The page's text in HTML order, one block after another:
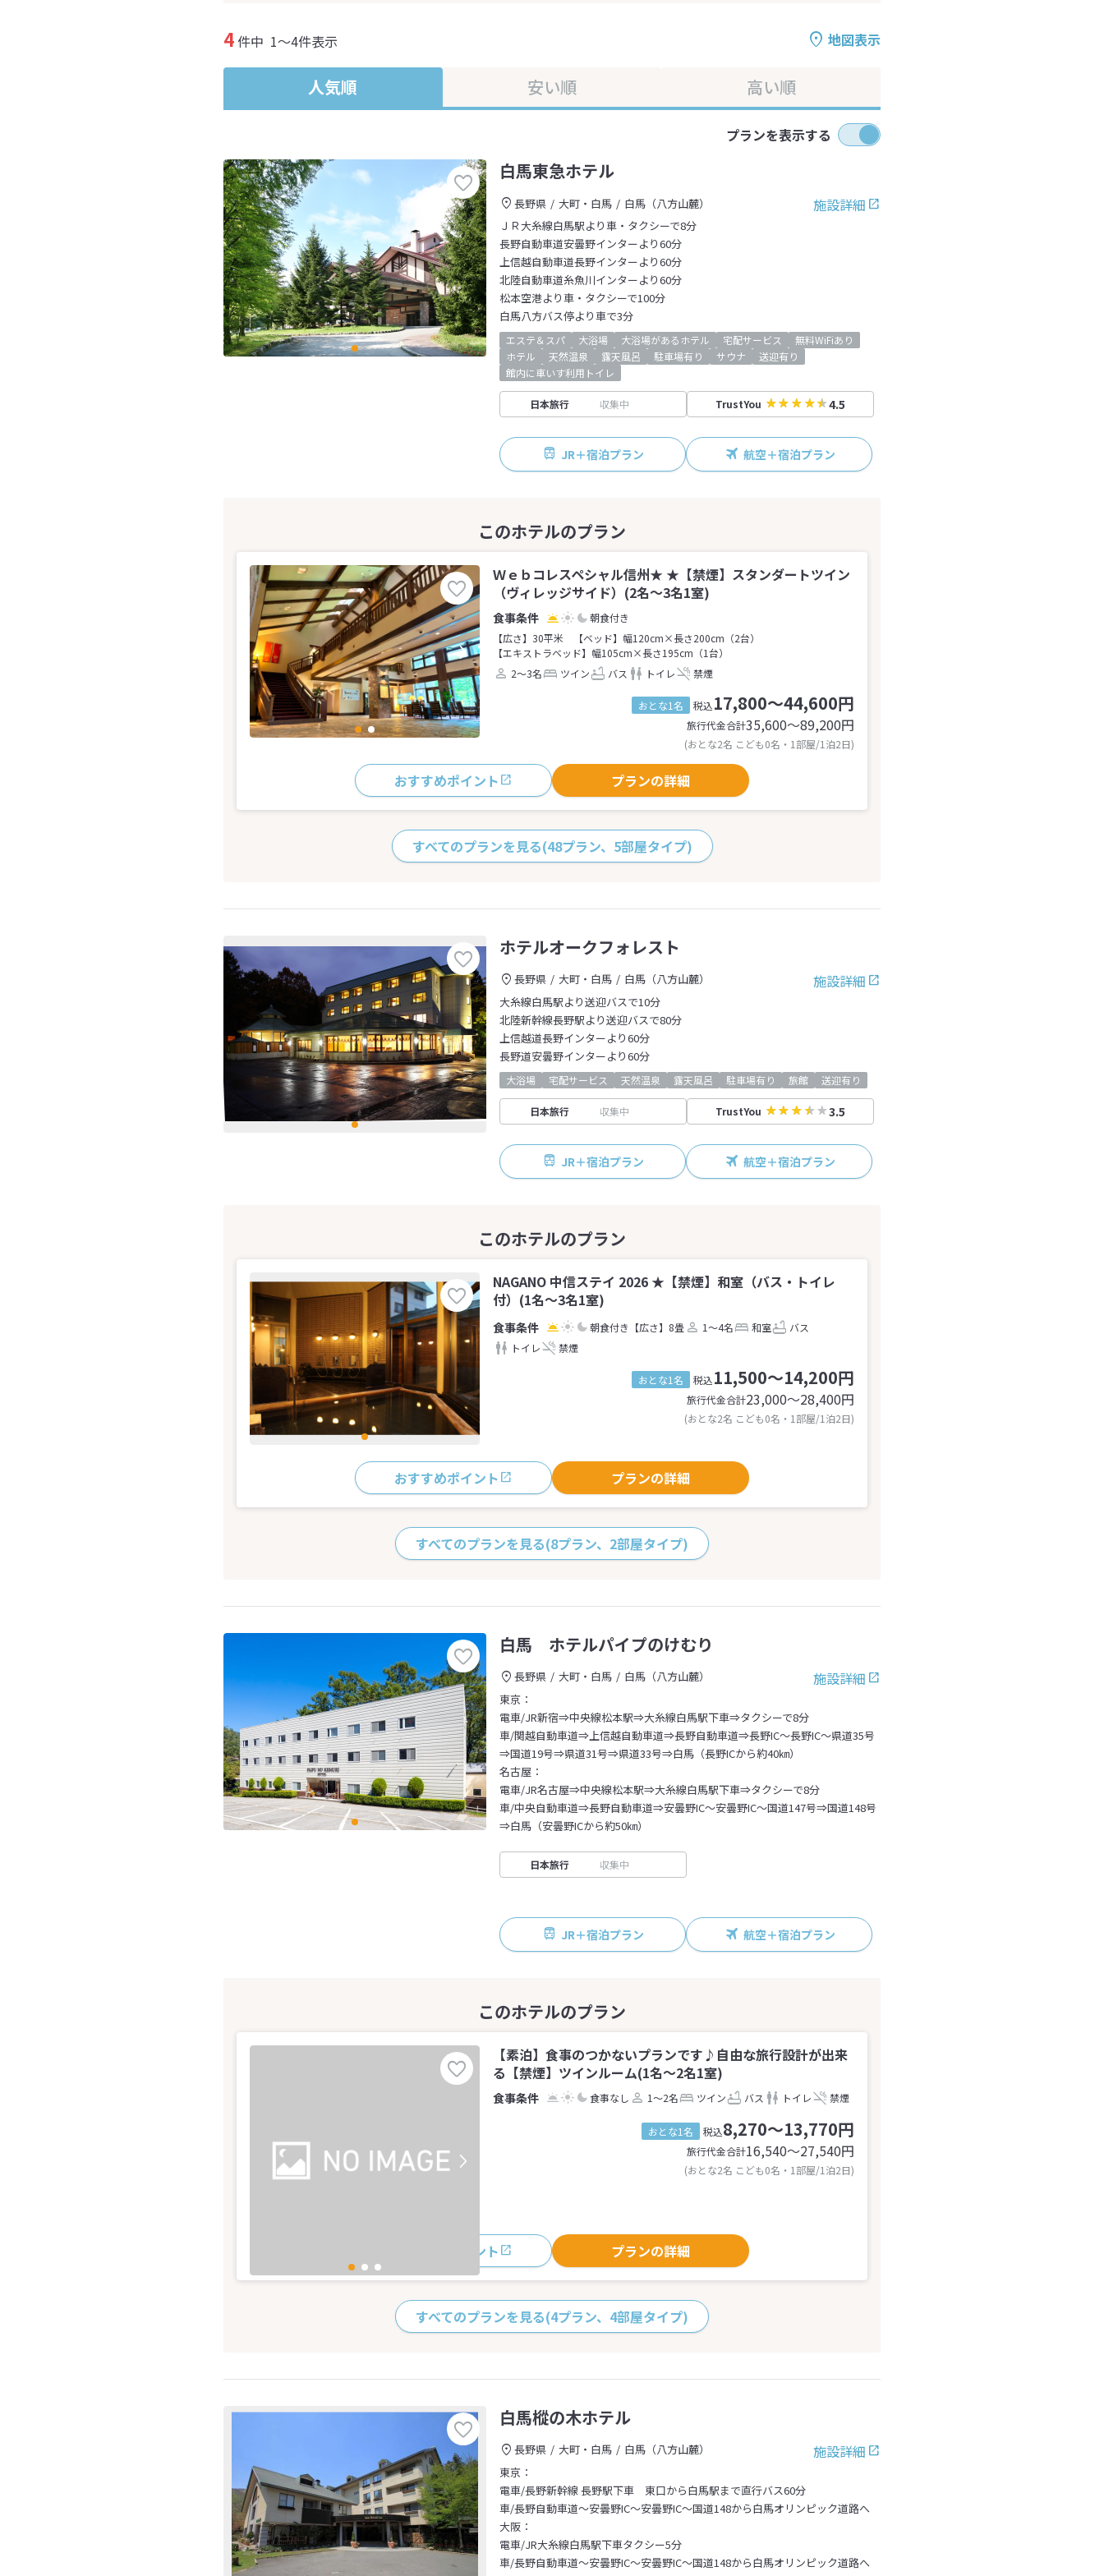
地図表示
4件中 1～4件表示
人気順 安い順 高い順
プランを表示する
白馬東急ホテル
施設詳細
長野県 大町・白馬
白馬（八方山麓）
ＪＲ大糸線白馬駅より車・タクシーで8分
長野自動車道安曇野インターより60分
上信越自動車道長野インターより60分
北陸自動車道糸魚川インターより60分
松本空港より車・タクシーで100分
白馬八方バス停より車で3分
エステ＆スパ 大浴場 大浴場があるホテル 宅配サービス
無料WiFiあり
ホテル
天然温泉 露天風呂 駐車場有り サウナ
送迎有り
館内に車いす利用トイレ
日本旅行 収集中 TrustYou 4.5
JR＋宿泊プラン 航空＋宿泊プラン
Ｗｅｂコレスペシャル信州★ ★【禁煙】スタンダートツイン
（ヴィレッジサイド）(2名～3名1室)
朝食付き
【広さ】30平米
【ベッド】幅120cm×長さ200cm（2台）
【エキストラベッド】幅105cm×長さ195cm（1台）
2～3名
ツイン バス トイレ 禁煙
おとな1名 税込17,800～44,600円
旅行代金合計35,600〜89,200円
(おとな2名 こども0名・1部屋/1泊2日)
おすすめポイント プランの詳細
すべてのプランを見る(48プラン、5部屋タイプ)
ホテルオークフォレスト
施設詳細
長野県 大町・白馬
白馬（八方山麓）
大糸線白馬駅より送迎バスで10分
北陸新幹線長野駅より送迎バスで80分
上信越道長野インターより60分
長野道安曇野インターより60分
大浴場 宅配サービス 天然温泉 露天風呂 駐車場有り 旅館 送迎有り
日本旅行 収集中 TrustYou 3.5
JR＋宿泊プラン 航空＋宿泊プラン
NAGANO 中信ステイ 2026 ★【禁煙】和室（バス・トイレ
付）(1名～3名1室)
朝食付き 【広さ】8畳 1～4名 和室
バス
トイレ
禁煙
おとな1名 税込11,500～14,200円
旅行代金合計23,000〜28,400円
(おとな2名 こども0名・1部屋/1泊2日)
おすすめポイント プランの詳細
すべてのプランを見る(8プラン、2部屋タイプ)
白馬 ホテルパイプのけむり
施設詳細
長野県 大町・白馬
白馬（八方山麓）
東京：
電車/JR新宿⇒中央線松本駅⇒大糸線白馬駅下車⇒タクシーで8分
車/関越自動車道⇒上信越自動車道⇒長野自動車道⇒長野IC～長野IC～県道35号
⇒国道19号⇒県道31号⇒県道33号⇒白馬（長野ICから約40㎞）
名古屋：
電車/JR名古屋⇒中央線松本駅⇒大糸線白馬駅下車⇒タクシーで8分
車/中央自動車道⇒長野自動車道⇒安曇野IC～安曇野IC～国道147号⇒国道148号
⇒白馬（安曇野ICから約50㎞）
日本旅行 収集中
JR＋宿泊プラン 航空＋宿泊プラン
【素泊】食事のつかないプランです♪自由な旅行設計が出来
る【禁煙】ツインルーム(1名～2名1室)
食事なし 1～2名 ツイン バス トイレ 禁煙
おとな1名 税込8,270～13,770円
旅行代金合計16,540〜27,540円
(おとな2名 こども0名・1部屋/1泊2日)
おすすめポイント プランの詳細
すべてのプランを見る(4プラン、4部屋タイプ)
白馬樅の木ホテル
施設詳細
長野県 大町・白馬
白馬（八方山麓）
東京：
電車/長野新幹線 長野駅下車 東口から白馬駅まで直行バス60分
車/長野自動車道～安曇野IC～安曇野IC～国道148から白馬オリンピック道路へ
大阪：
電車/JR大糸線白馬駅下車タクシー5分
車/長野自動車道～安曇野IC～安曇野IC～国道148から白馬オリンピック道路へ